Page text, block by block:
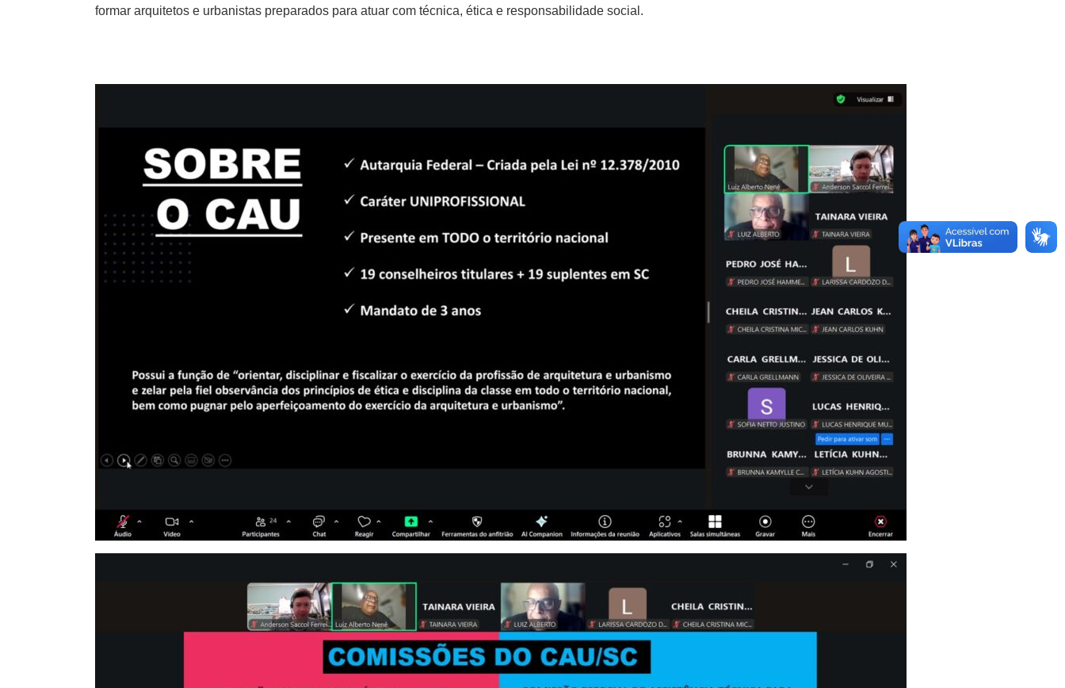
formar arquitetos e urbanistas preparados para atuar com técnica, ética e responsabilidade social.